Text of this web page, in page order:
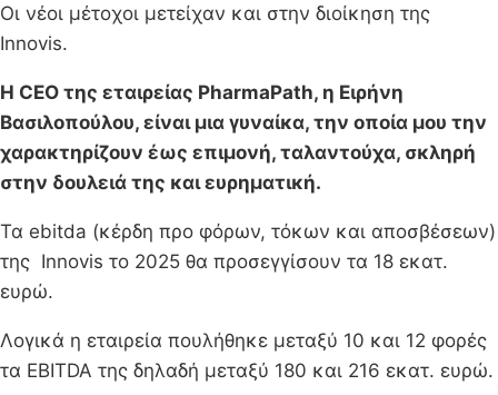
Οι νέοι μέτοχοι μετείχαν και στην διοίκηση της
Innovis.
Η CEO της εταιρείας PharmaPath, η Ειρήνη
Βασιλοπούλου, είναι μια γυναίκα, την οποία μου την
χαρακτηρίζουν έως επιμονή, ταλαντούχα, σκληρή
στην δουλειά της και ευρηματική.
Τα ebitda (κέρδη προ φόρων, τόκων και αποσβέσεων)
της Innovis το 2025 θα προσεγγίσουν τα 18 εκατ.
ευρώ.
Λογικά η εταιρεία πουλήθηκε μεταξύ 10 και 12 φορές
τα EBITDA της δηλαδή μεταξύ 180 και 216 εκατ. ευρώ.